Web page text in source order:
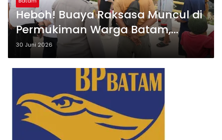
Heboh! Buaya Raksasa Muncul di
Permukiman Warga Batam,
Pemkot Bergerak Cepat
30 Juni 2026